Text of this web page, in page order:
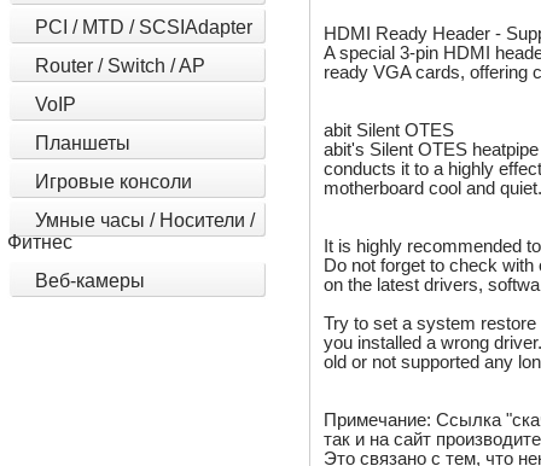
PCI / MTD / SCSIAdapter
Router / Switch / AP
VoIP
Планшеты
Игровые консоли
Умные часы / Носители /
Фитнес
Веб-камеры
HDMI Ready Header -
A special 3-pin HDMI
ready VGA cards, offering
abit Silent OTES
abit's Silent OTES
conducts it to a highly
motherboard cool and
It is highly recommended
Do not forget to check
on the latest drivers,
Try to set a system
you installed a wrong
old or not supported any
Примечание: Ссылка
так и на сайт
Это связано с тем, что